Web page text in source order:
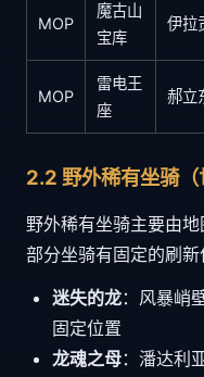
MOP
魔古山
宝库
伊拉
MOP
雷电王
座
郝立
2.2 野外稀有坐骑（
野外稀有坐骑主要由地
部分坐骑有固定的刷新
迷失的龙：风暴峭
固定位置
龙魂之母：潘达利